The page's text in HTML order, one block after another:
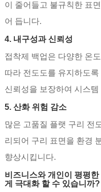
이 줄어들고 불규칙한 표
어 듭니다.
4. 내구성과 신뢰성
접착제 백업은 다양한 온
따라 전도도를 유지하도록
신뢰성을 보장하여 시스
5. 산화 위험 감소
많은 고품질 플랫 구리 전
리되어 구리 표면을 환경
향상시킵니다.
비즈니스와 개인이 평평
게 극대화 할 수 있습니까?